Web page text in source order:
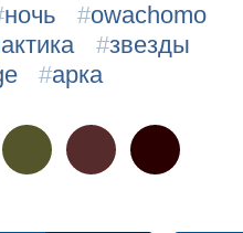
ночь #owachomo
#звезды
#арка